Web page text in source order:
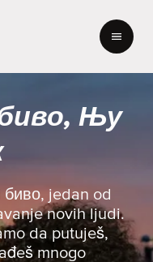
Њу
jedan od
novih ljudi.
da putuješ,
mnogo